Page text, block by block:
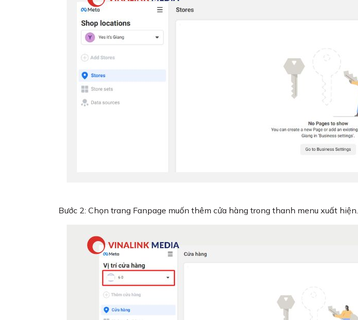
Bước 2: Chọn trang Fanpage muốn thêm cửa hàng trong thanh menu xuất hiện.